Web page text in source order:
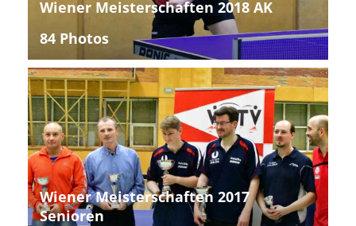
Wiener Meisterschaften 2018 AK
84 Photos
Wiener Meisterschaften 2017
Senioren